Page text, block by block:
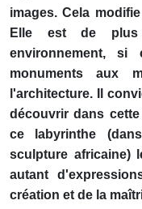
images. Cela
Elle est de
environnement,
monuments aux
l'architecture. Il
découvrir dans
ce labyrinthe
sculpture africaine)
autant
création et de la